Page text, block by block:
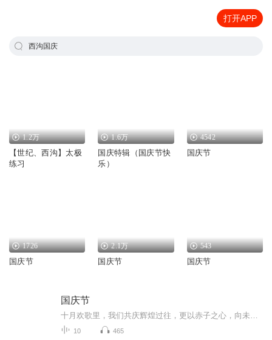
打开APP
西沟国庆
1.2万
【世纪、西沟】太极
练习
1.6万
国庆特辑（国庆节快
乐）
4542
国庆节
1726
国庆节
2.1万
国庆节
543
国庆节
国庆节
10 465